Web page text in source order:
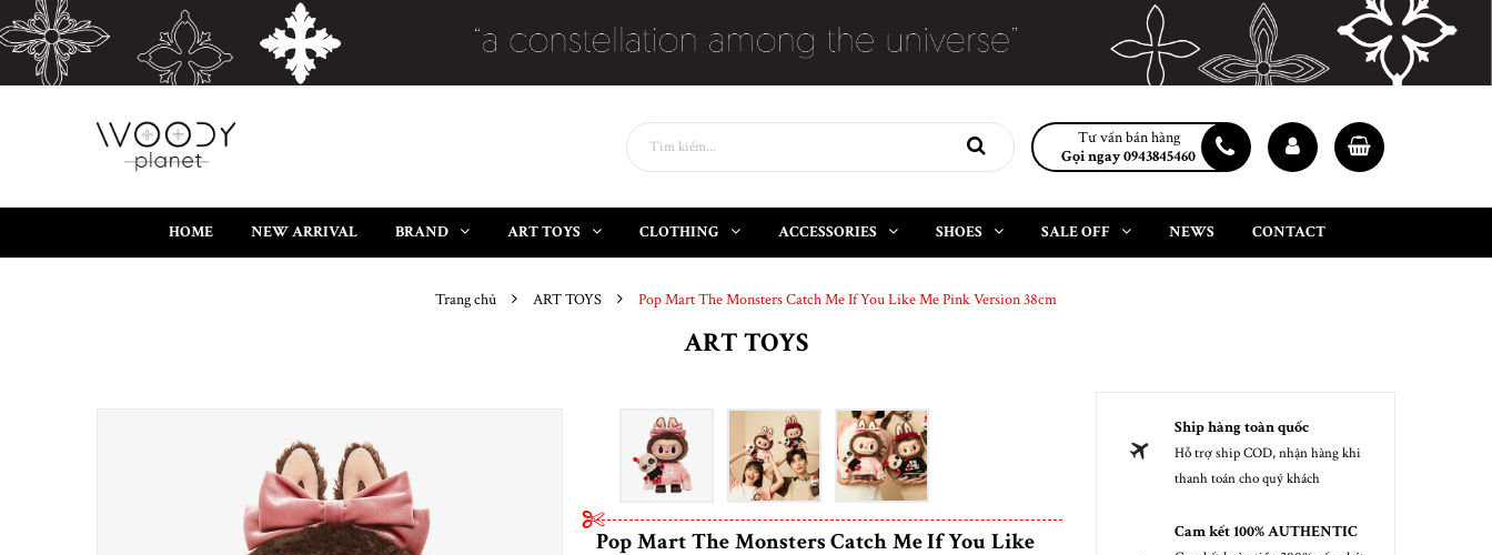
Tư vấn bán hàng
Gọi ngay 0943845460
HOME NEW ARRIVAL BRAND ART TOYS CLOTHING ACCESSORIES SHOES SALE OFF NEWS CONTACT
Trang chủ ART TOYS Pop Mart The Monsters Catch Me If You Like Me Pink Version 38cm
ART TOYS
Pop Mart The Monsters Catch Me If You Like
Ship hàng toàn quốc
Hỗ trợ ship COD, nhận hàng khi
thanh toán cho quý khách
Cam kết 100% AUTHENTIC